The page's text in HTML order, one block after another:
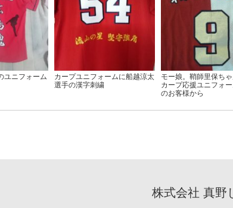
ユニフォーム
カープユニフォームに船越涼太
選手の漢字刺繍
モー娘。鞘師里保ち
カープ応援ユニフォ
のお客様から
株式会社 真野